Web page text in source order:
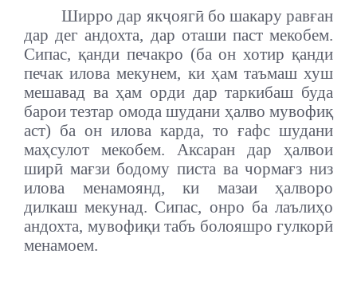
Ширро дар якҷоягӣ бо шакару равған
дар дег андохта, дар оташи паст мекобем.
Сипас, қанди печакро (ба он хотир қанди
печак илова мекунем, ки ҳам таъмаш хуш
мешавад ва ҳам орди дар таркибаш буда
барои тезтар омода шудани ҳалво мувофиқ
аст) ба он илова карда, то ғафс шудани
маҳсулот мекобем. Аксаран дар ҳалвои
ширӣ мағзи бодому писта ва чормағз низ
илова менамоянд, ки мазаи ҳалворо
дилкаш мекунад. Сипас, онро ба лаълиҳо
андохта, мувофиқи табъ болояшро гулкорӣ
менамоем.